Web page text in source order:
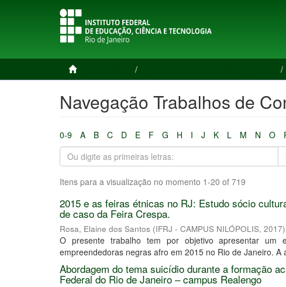
Navegação Trabalhos de
0-9 A B C D E F G H I J K L M N O
Itens para a visualização no momento 1-20 of 719
2015 e as feiras étnicas no RJ: Estudo sócio
de caso da Feira Crespa.
Rosa, Elaine dos Santos (IFRJ - CAMPUS NILÓPOLIS, 2017)
O presente trabalho tem por objetivo apresentar um
empreendedoras negras afro em 2015 no Rio de Janeiro.
Abordagem do tema suicídio durante a formação
Federal do Rio de Janeiro – campus Realengo